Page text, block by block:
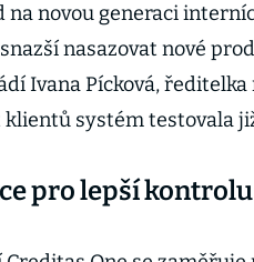
na novou generaci
nasazovat nové
Ivana Pícková,
klientů systém testovala
pro lepší kontrolu